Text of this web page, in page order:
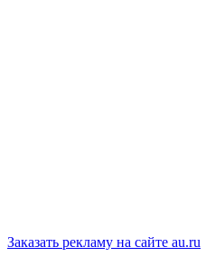
Заказать рекламу на сайте au.ru